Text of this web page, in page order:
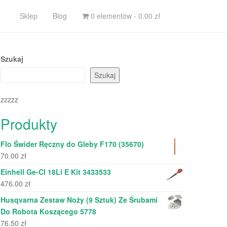
Sklep Blog 0 elementów - 0.00 zł
Szukaj
Szukaj
zzzzz
Produkty
Flo Świder Ręczny do Gleby F170 (35670)
70.00 zł
Einhell Ge-Cl 18Li E Kit 3433533
476.00 zł
Husqvarna Zestaw Noży (9 Sztuk) Ze Śrubami
Do Robota Koszącego 5778
76.50 zł